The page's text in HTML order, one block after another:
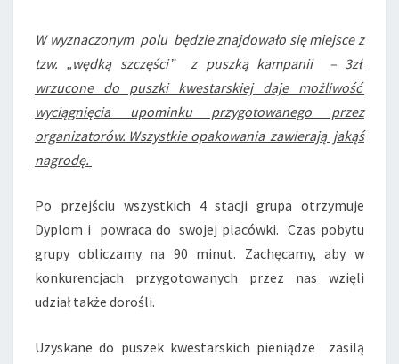
W wyznaczonym polu będzie znajdowało się miejsce z
tzw. „wędką szczęści” z puszką kampanii – 3zł
wrzucone do puszki kwestarskiej daje możliwość
wyciągnięcia upominku przygotowanego przez
organizatorów. Wszystkie opakowania zawierają jakąś
nagrodę.
Po przejściu wszystkich 4 stacji grupa otrzymuje
Dyplom i powraca do swojej placówki. Czas pobytu
grupy obliczamy na 90 minut. Zachęcamy, aby w
konkurencjach przygotowanych przez nas wzięli
udział także dorośli.
Uzyskane do puszek kwestarskich pieniądze zasilą